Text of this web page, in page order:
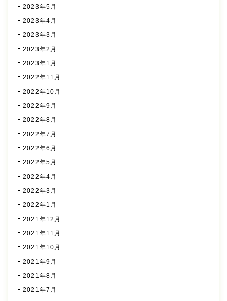
2023年5月
2023年4月
2023年3月
2023年2月
2023年1月
2022年11月
2022年10月
2022年9月
2022年8月
2022年7月
2022年6月
2022年5月
2022年4月
2022年3月
2022年1月
2021年12月
2021年11月
2021年10月
2021年9月
2021年8月
2021年7月